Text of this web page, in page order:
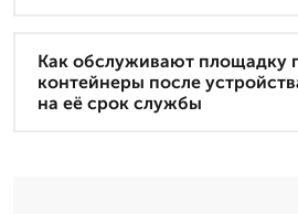
Как обслуживают площадку
контейнеры после
на её срок службы